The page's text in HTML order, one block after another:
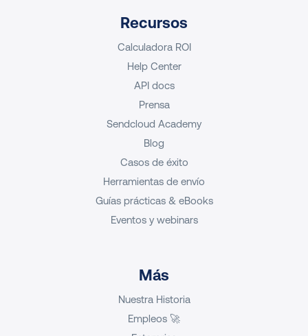
Recursos
Calculadora ROI
Help Center
API docs
Prensa
Sendcloud Academy
Blog
Casos de éxito
Herramientas de envío
Guías prácticas & eBooks
Eventos y webinars
Más
Nuestra Historia
Empleos 🚀